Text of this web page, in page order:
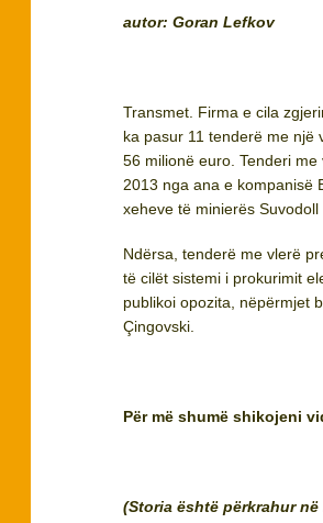
autor: Goran Lefkov
Transmet. Firma e cila
ka pasur 11 tenderë me një
56 milionë euro. Tenderi
2013 nga ana e kompanisë
xeheve të minierës Suvodoll
Ndërsa, tenderë me vlerë
të cilët sistemi i prokurimit
publikoi opozita, nëpërmjet
Çingovski.
Për më shumë shikojeni
(Storia është përkrahur